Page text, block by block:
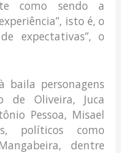
como sendo a
isto é, o
expectativas”, o
baila personagens
de Oliveira, Juca
Pessoa, Misael
políticos como
dentre